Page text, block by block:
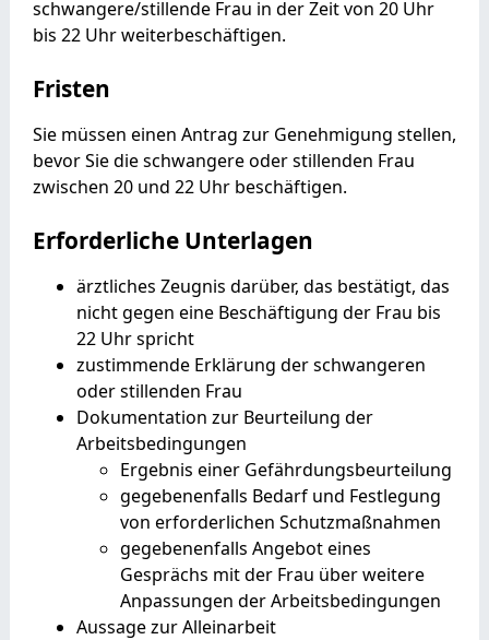
schwangere/stillende Frau in der Zeit von 20 Uhr
bis 22 Uhr weiterbeschäftigen.
Fristen
Sie müssen einen Antrag zur Genehmigung stellen,
bevor Sie die schwangere oder stillenden Frau
zwischen 20 und 22 Uhr beschäftigen.
Erforderliche Unterlagen
ärztliches Zeugnis darüber, das bestätigt, das
nicht gegen eine Beschäftigung der Frau bis
22 Uhr spricht
zustimmende Erklärung der schwangeren
oder stillenden Frau
Dokumentation zur Beurteilung der
Arbeitsbedingungen
Ergebnis einer Gefährdungsbeurteilung
gegebenenfalls Bedarf und Festlegung
von erforderlichen Schutzmaßnahmen
gegebenenfalls Angebot eines
Gesprächs mit der Frau über weitere
Anpassungen der Arbeitsbedingungen
Aussage zur Alleinarbeit